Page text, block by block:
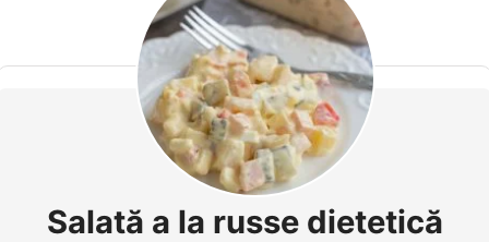
Salată a la russe dietetică